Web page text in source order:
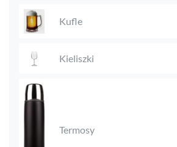
Kufle
Kieliszki
Termosy